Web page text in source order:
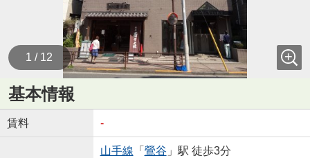
1 / 12
基本情報
賃料 -
山手線 「 鶯谷 」駅 徒歩3分